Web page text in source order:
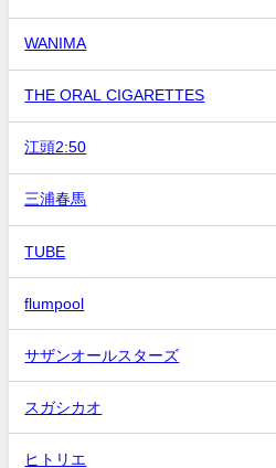
WANIMA
THE ORAL CIGARETTES
江頭2:50
三浦春馬
TUBE
flumpool
サザンオールスターズ
スガシカオ
ヒトリエ